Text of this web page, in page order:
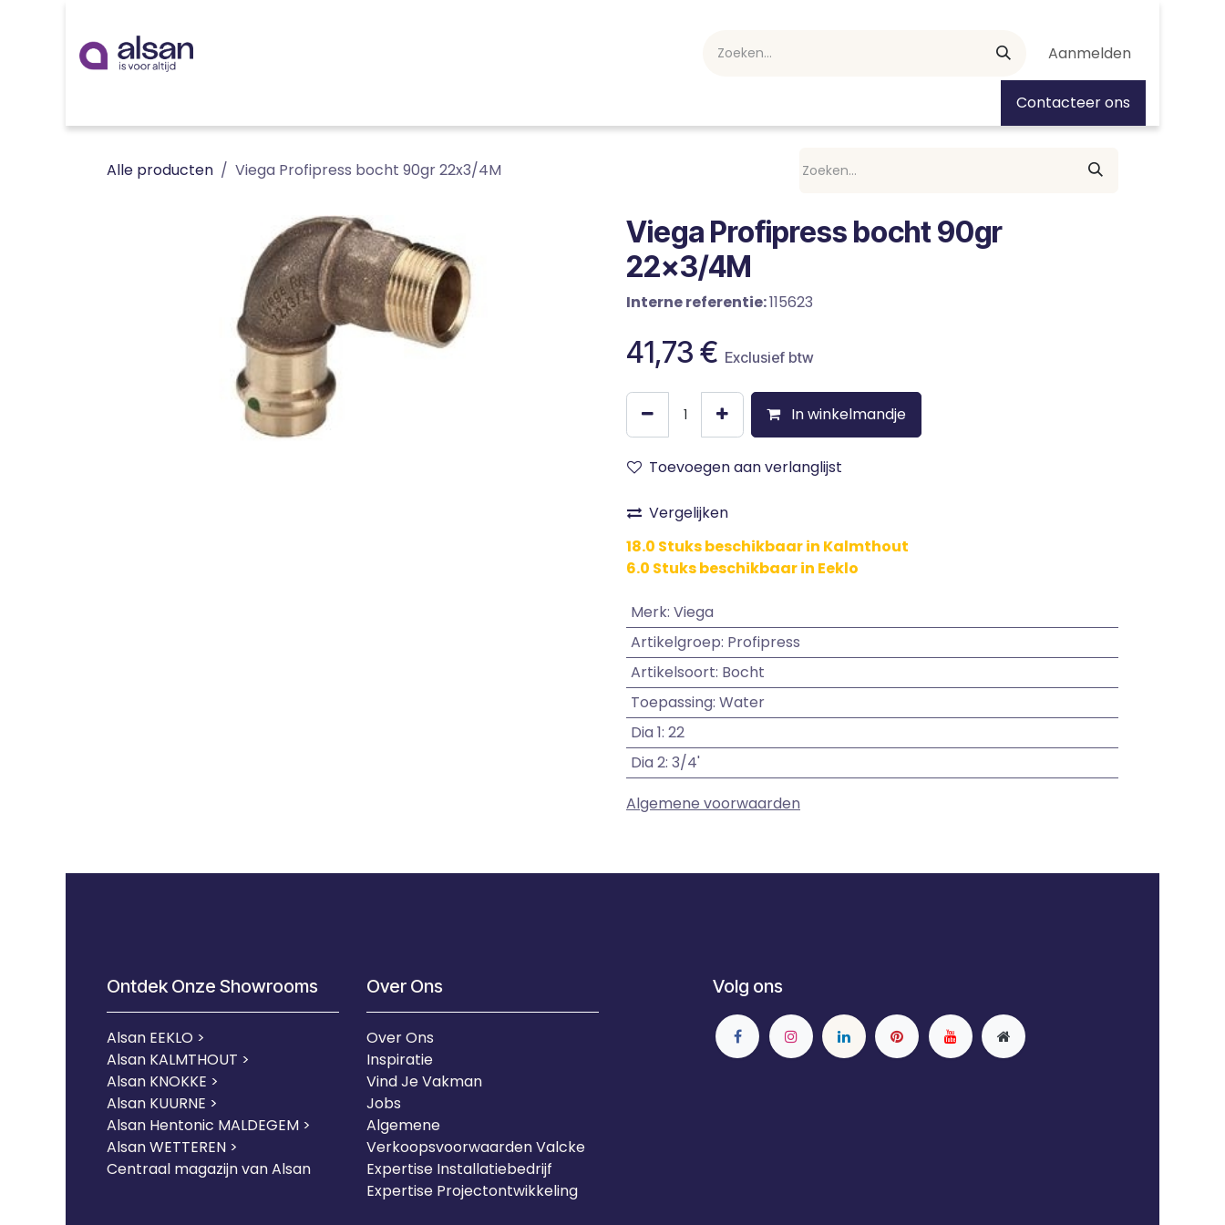
Aanmelden
Contacteer ons
Alle producten Viega Profipress bocht 90gr 22x3/4M
Viega Profipress bocht 90gr
22x3/4M
Interne referentie:115623
41,73 € Exclusief btw
In winkelmandje
Toevoegen aan verlanglijst
Vergelijken
18.0 Stuks beschikbaar in Kalmthout
6.0 Stuks beschikbaar in Eeklo
Merk: Viega
Artikelgroep: Profipress
Artikelsoort: Bocht
Toepassing: Water
Dia 1: 22
Dia 2: 3/4'
Algemene voorwaarden
Ontdek Onze Showrooms
Alsan EEKLO >
Alsan KALMTHOUT >
Alsan KNOKKE >
Alsan KUURNE >
Alsan Hentonic MALDEGEM >
Alsan WETTEREN >
Centraal magazijn van Alsan
Over Ons
Over Ons
Inspiratie
Vind Je Vakman
Jobs
Algemene
Verkoopsvoorwaarden Valcke
Expertise Installatiebedrijf
Expertise Projectontwikkeling
Volg ons